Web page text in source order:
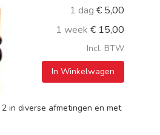
1 dag € 5,00
1 week € 15,00
Incl. BTW
In Winkelwagen
in diverse afmetingen en met